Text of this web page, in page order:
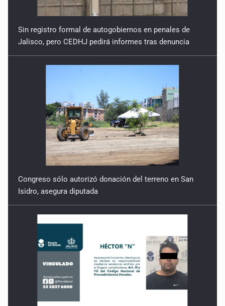
Sin registro formal de autogobiernos en penales de
Jalisco, pero CEDHJ pedirá informes tras denuncia
Congreso sólo autorizó donación del terreno en San
Isidro, asegura diputada